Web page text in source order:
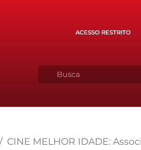
ACESSO RESTRITO
CINE MELHOR IDADE: Associados participaram de matinê nesta